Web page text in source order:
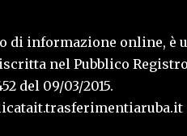
di informazione online, è
nel Pubblico
del 09/03/2015.